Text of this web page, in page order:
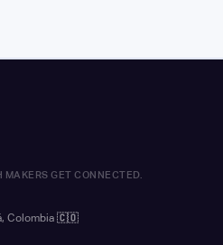
MAKERS GET CONNECTED.
Colombia 🇨🇴